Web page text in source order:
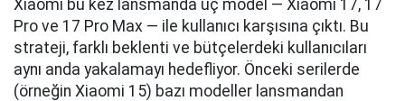
Xiaomi bu kez lansmanda üç model — Xiaomi 17, 17
Pro ve 17 Pro Max — ile kullanıcı karşısına çıktı. Bu
strateji, farklı beklenti ve bütçelerdeki kullanıcıları
aynı anda yakalamayı hedefliyor. Önceki serilerde
(örneğin Xiaomi 15) bazı modeller lansmandan